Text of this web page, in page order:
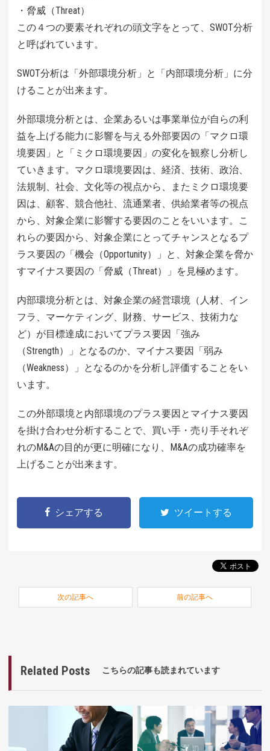
・脅威（Threat）
この４つの要素それぞれの頭文字をとって、SWOT分析
と呼ばれています。
SWOT分析は「外部環境分析」と「内部環境分析」に分
けることが出来ます。
外部環境分析とは、企業あるいは事業単位が自らの利
益を上げる能力に影響を与える外部要因の「マクロ環
境要因」と「ミクロ環境要因」の変化を観察し分析し
ていきます。マクロ環境要因は、経済、技術、政治、
法規制、社会、文化等の視点から、またミクロ環境要
因は、顧客、競合他社、流通業者、供給業者等の視点
から、対象企業に影響する要因のことをいいます。こ
れらの要因から、対象企業にとってチャンスとなるプ
ラス要因の「機会（Opportunity）」と、対象企業を脅か
すマイナス要因の「脅威（Threat）」を見極めます。
内部環境分析とは、対象企業の経営環境（人材、イン
フラ、マーケティング、財務、サービス、技術力な
ど）が目標達成においてプラス要因「強み
（Strength）」となるのか、マイナス要因「弱み
（Weakness）」となるのかを分析し評価することをい
います。
この外部環境と内部環境のプラス要因とマイナス要因
を掛け合わせ分析することで、買い手・売り手それぞ
れのM&Aの目的が更に明確になり、M&Aの成功確率を
上げることが出来ます。
シェアする ツイートする
次の記事へ 前の記事へ
Related Posts こちらの記事も読まれています